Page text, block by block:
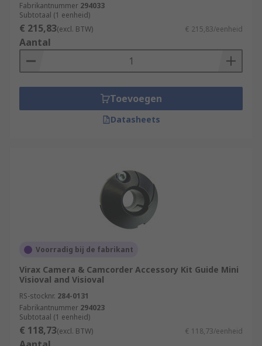
Fabrikantnummer 294033
Subtotaal (1 eenheid)
€ 215,83(excl. BTW) € 215,83/eenheid
Aantal
Toevoegen
Datasheets
Voorradig bij de fabrikant
Virax Camera & Camcorder Accessory Kit Guide Mini
Visioval and Visioval
RS-stocknr. 284-0131
Fabrikantnummer 294023
Subtotaal (1 eenheid)
€ 118,73(excl. BTW) € 118,73/eenheid